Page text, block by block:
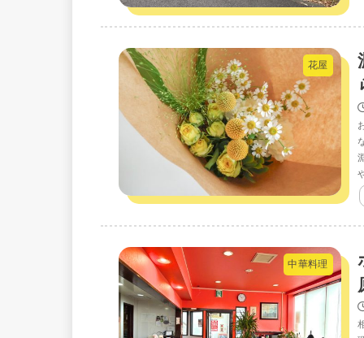
花屋
中華料理